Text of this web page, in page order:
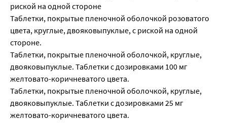
риской на одной стороне
Таблетки, покрытые пленочной оболочкой розоватого
цвета, круглые, двояковыпуклые, с риской на одной
стороне.
Таблетки, покрытые пленочной оболочкой, круглые,
двояковыпуклые. Таблетки с дозировками 100 мг
желтовато-коричневатого цвета.
Таблетки, покрытые пленочной оболочкой, круглые,
двояковыпуклые. Таблетки с дозировками 25 мг
желтовато-коричневатого цвета.